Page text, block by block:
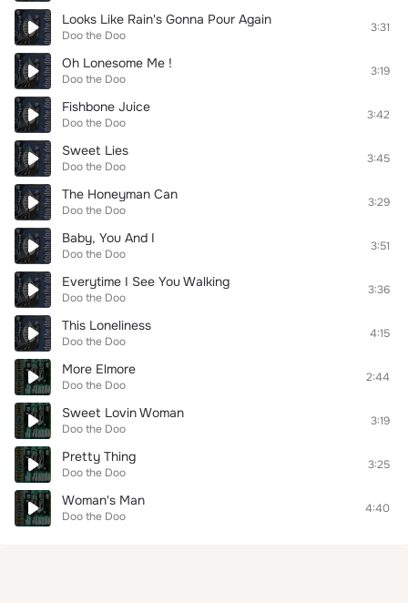
Looks Like Rain's Gonna Pour Again
Doo the Doo
3:31
Oh Lonesome Me !
Doo the Doo
3:19
Fishbone Juice
Doo the Doo
3:42
Sweet Lies
Doo the Doo
3:45
The Honeyman Can
Doo the Doo
3:29
Baby, You And I
Doo the Doo
3:51
Everytime I See You Walking
Doo the Doo
3:36
This Loneliness
Doo the Doo
4:15
More Elmore
Doo the Doo
2:44
Sweet Lovin Woman
Doo the Doo
3:19
Pretty Thing
Doo the Doo
3:25
Woman's Man
Doo the Doo
4:40